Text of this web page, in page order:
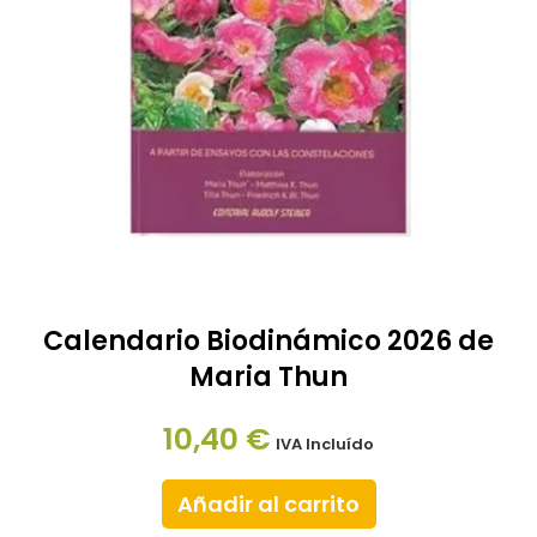
Calendario Biodinámico 2026 de
Maria Thun
10,40 € IVA Incluído
Añadir al carrito